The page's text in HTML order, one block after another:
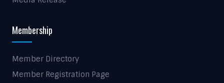
Membership
Member Directory
Member Registration Page